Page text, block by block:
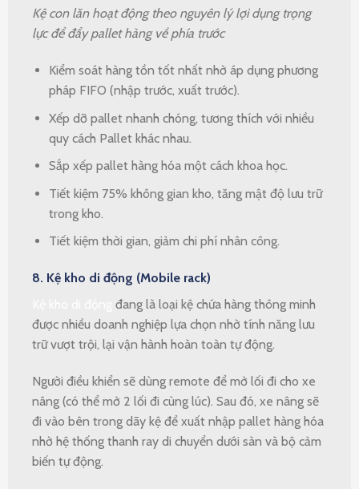
Kệ con lăn hoạt động theo nguyên lý lợi dụng trọng
lực để đẩy pallet hàng về phía trước
Kiểm soát hàng tồn tốt nhất nhờ áp dụng phương
pháp FIFO (nhập trước, xuất trước).
Xếp dỡ pallet nhanh chóng, tương thích với nhiều
quy cách Pallet khác nhau.
Sắp xếp pallet hàng hóa một cách khoa học.
Tiết kiệm 75% không gian kho, tăng mật độ lưu trữ
trong kho.
Tiết kiệm thời gian, giảm chi phí nhân công.
8. Kệ kho di động (Mobile rack)
đang là loại kệ chứa hàng thông minh
được nhiều doanh nghiệp lựa chọn nhờ tính năng lưu
trữ vượt trội, lại vận hành hoàn toàn tự động.
Người điều khiển sẽ dùng remote để mở lối đi cho xe
nâng (có thể mở 2 lối đi cùng lúc). Sau đó, xe nâng sẽ
đi vào bên trong dãy kệ để xuất nhập pallet hàng hóa
nhờ hệ thống thanh ray di chuyển dưới sàn và bộ cảm
biến tự động.